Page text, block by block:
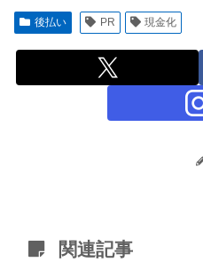
後払い PR 現金化
関連記事